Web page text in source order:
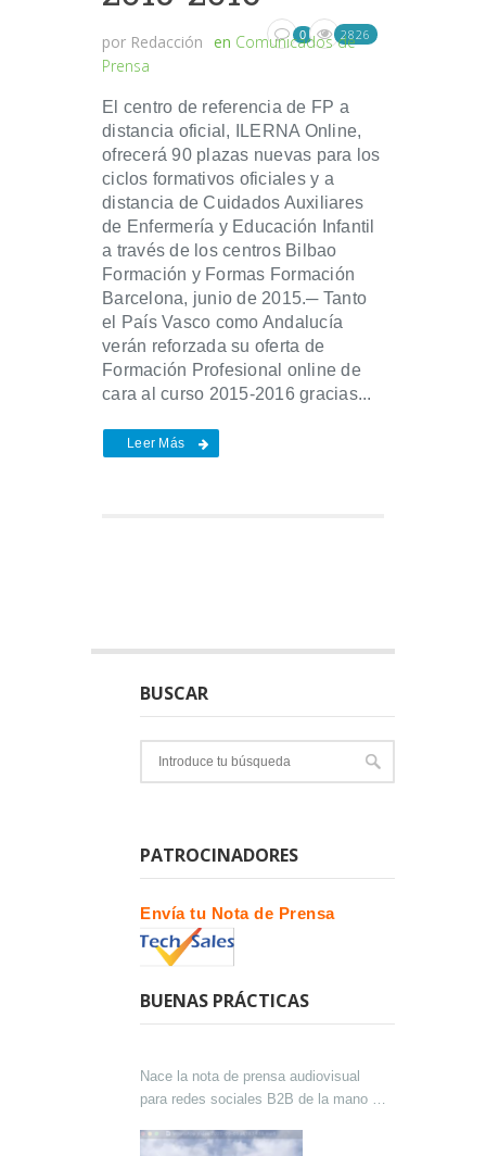
por Redacción en Comunicados de
Prensa
0 2826
El centro de referencia de FP a
distancia oficial, ILERNA Online,
ofrecerá 90 plazas nuevas para los
ciclos formativos oficiales y a
distancia de Cuidados Auxiliares
de Enfermería y Educación Infantil
a través de los centros Bilbao
Formación y Formas Formación
Barcelona, junio de 2015.─ Tanto
el País Vasco como Andalucía
verán reforzada su oferta de
Formación Profesional online de
cara al curso 2015-2016 gracias...
Leer Más
BUSCAR
PATROCINADORES
Envía tu Nota de Prensa
BUENAS PRÁCTICAS
Nace la nota de prensa audiovisual
para redes sociales B2B de la mano de